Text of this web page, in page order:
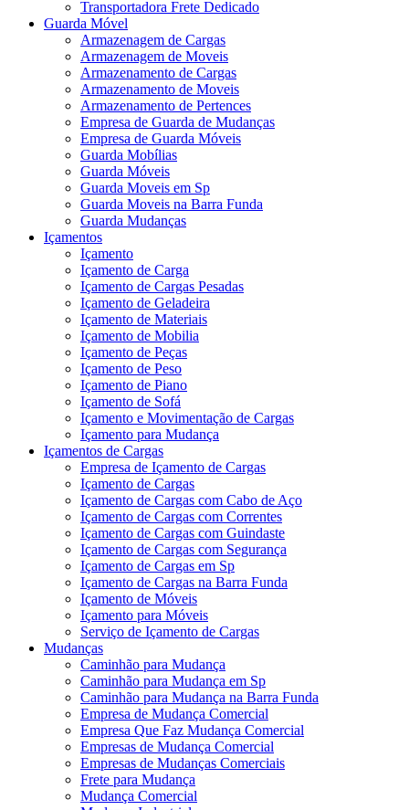
Transportadora Frete Dedicado
Guarda Móvel
Armazenagem de Cargas
Armazenagem de Moveis
Armazenamento de Cargas
Armazenamento de Moveis
Armazenamento de Pertences
Empresa de Guarda de Mudanças
Empresa de Guarda Móveis
Guarda Mobílias
Guarda Móveis
Guarda Moveis em Sp
Guarda Moveis na Barra Funda
Guarda Mudanças
Içamentos
Içamento
Içamento de Carga
Içamento de Cargas Pesadas
Içamento de Geladeira
Içamento de Materiais
Içamento de Mobilia
Içamento de Peças
Içamento de Peso
Içamento de Piano
Içamento de Sofá
Içamento e Movimentação de Cargas
Içamento para Mudança
Içamentos de Cargas
Empresa de Içamento de Cargas
Içamento de Cargas
Içamento de Cargas com Cabo de Aço
Içamento de Cargas com Correntes
Içamento de Cargas com Guindaste
Içamento de Cargas com Segurança
Içamento de Cargas em Sp
Içamento de Cargas na Barra Funda
Içamento de Móveis
Içamento para Móveis
Serviço de Içamento de Cargas
Mudanças
Caminhão para Mudança
Caminhão para Mudança em Sp
Caminhão para Mudança na Barra Funda
Empresa de Mudança Comercial
Empresa Que Faz Mudança Comercial
Empresas de Mudança Comercial
Empresas de Mudanças Comerciais
Frete para Mudança
Mudança Comercial